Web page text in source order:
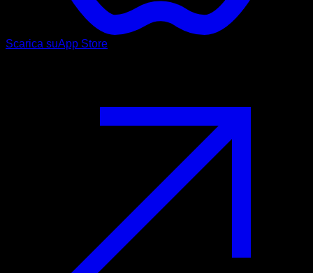
Scarica suApp Store